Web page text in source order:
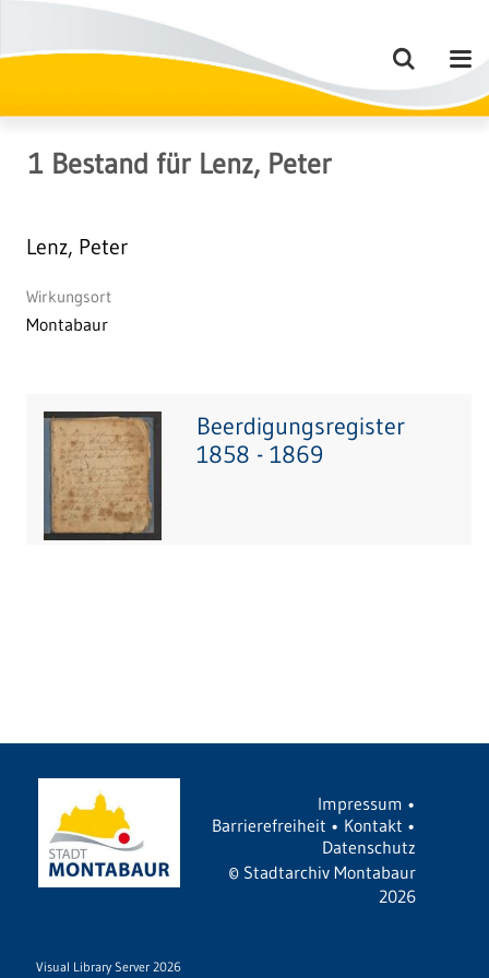
1 Bestand für Lenz, Peter
Lenz, Peter
Wirkungsort
Montabaur
Beerdigungsregister
1858 - 1869
Impressum •
Barrierefreiheit • Kontakt •
Datenschutz
© Stadtarchiv Montabaur
2026
Visual Library Server 2026